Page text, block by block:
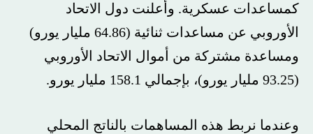
كمساعدات عسكرية. وأعلنت دول الاتحاد
الأوروبي عن مساعدات ثنائية (64.86 مليار يورو)
ومساعدة مشتركة من أموال الاتحاد الأوروبي
(93.25 مليار يورو)، بإجمالي 158.1 مليار يورو.
وعندما نربط هذه المساهمات بالناتج المحلي